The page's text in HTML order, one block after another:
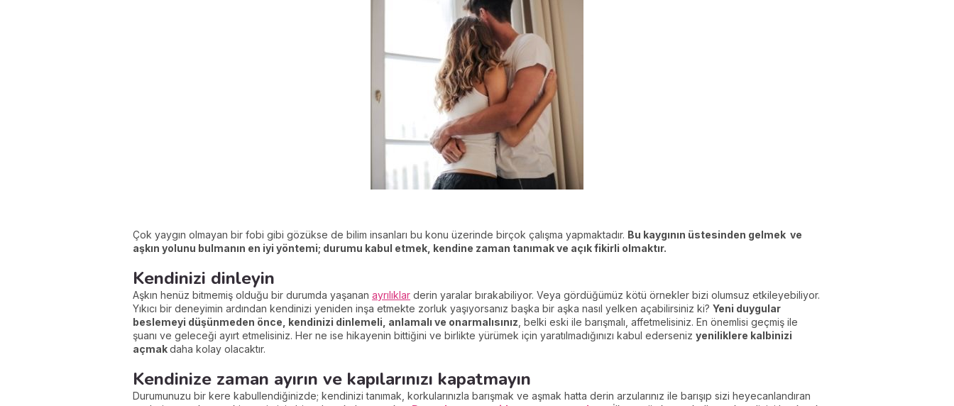
Çok yaygın olmayan bir fobi gibi gözükse de bilim insanları bu konu üzerinde birçok çalışma yapmaktadır. Bu kaygının üstesinden gelmek ve
aşkın yolunu bulmanın en iyi yöntemi; durumu kabul etmek, kendine zaman tanımak ve açık fikirli olmaktır.
Kendinizi dinleyin
Aşkın henüz bitmemiş olduğu bir durumda yaşanan ayrılıklar derin yaralar bırakabiliyor. Veya gördüğümüz kötü örnekler bizi olumsuz etkileyebiliyor.
Yıkıcı bir deneyimin ardından kendinizi yeniden inşa etmekte zorluk yaşıyorsanız başka bir aşka nasıl yelken açabilirsiniz ki? Yeni duygular
beslemeyi düşünmeden önce, kendinizi dinlemeli, anlamalı ve onarmalısınız , belki eski ile barışmalı, affetmelisiniz. En önemlisi geçmiş ile
şuanı ve geleceği ayırt etmelisiniz. Her ne ise hikayenin bittiğini ve birlikte yürümek için yaratılmadığınızı kabul ederseniz yeniliklere kalbinizi
açmakdaha kolay olacaktır.
Kendinize zaman ayırın ve kapılarınızı kapatmayın
Durumunuzu bir kere kabullendiğinizde; kendinizi tanımak, korkularınızla barışmak ve aşmak hatta derin arzularınız ile barışıp sizi heyecanlandıran